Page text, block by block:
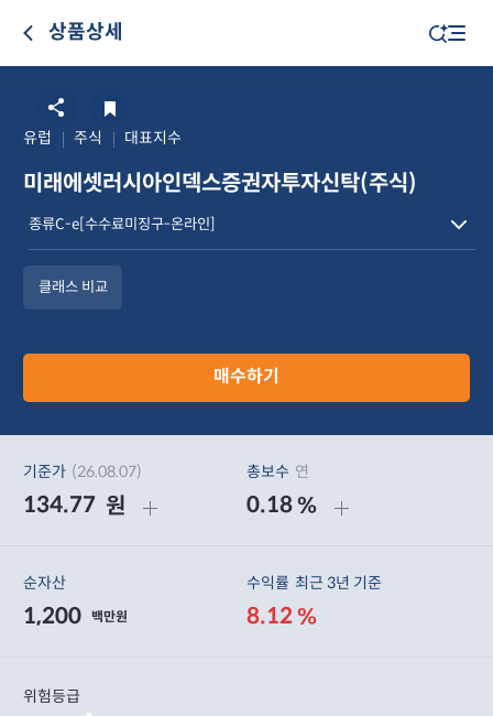
상품상세
유럽 주식 대표지수
미래에셋러시아인덱스증권자투자신탁(주식)
클래스 비교
매수하기
기준가 (26.08.07)
134.77 원
총보수 연
0.18%
순자산
1,200 백만원
수익률 최근 3년 기준
8.12%
위험등급